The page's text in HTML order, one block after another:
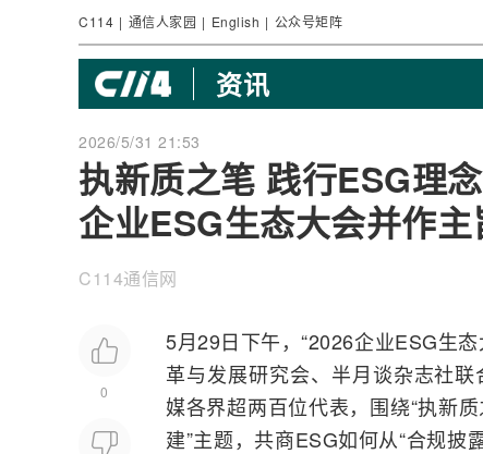
C114 | 通信人家园 | English | 公众号矩阵
资讯
2026/5/31 21:53
执新质之笔 践行ESG理
企业ESG生态大会并作
C114通信网
0
5月29日下午，“2026企业ESG生
革与发展研究会、半月谈杂志社
媒各界超两百位代表，围绕“执新
建”主题，共商ESG如何从“合规披